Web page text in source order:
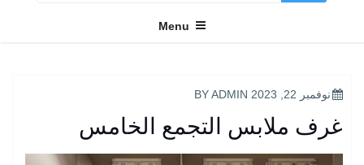
Menu
POSTED
نوفمبر 22, 2023 ADMIN
غرف ملابس التجمع الخامس